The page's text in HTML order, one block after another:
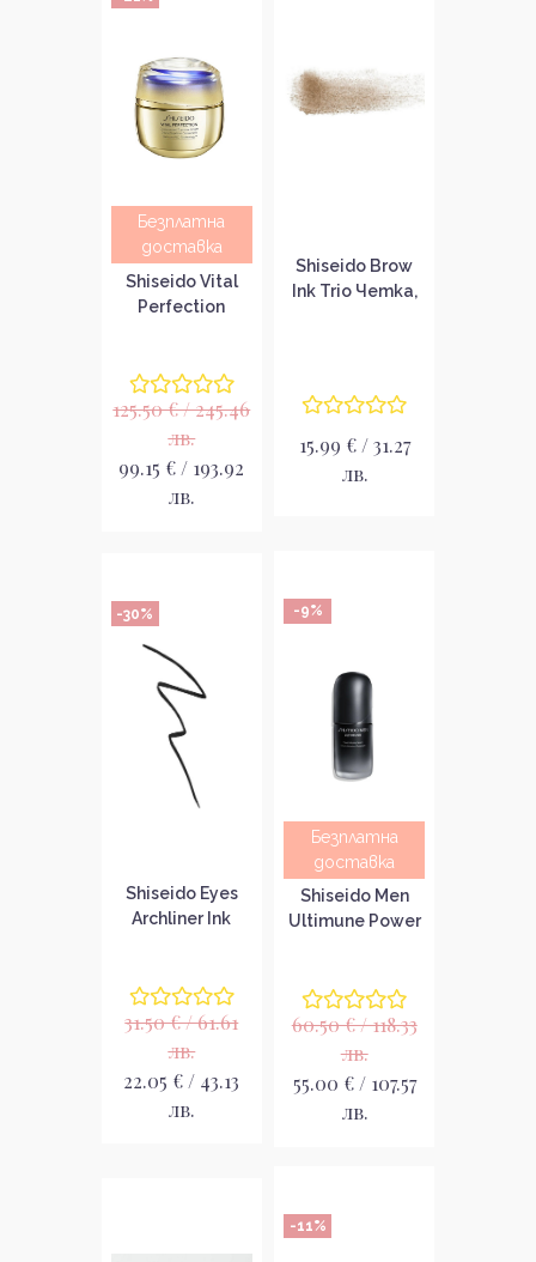
Безплатна
доставка
Shiseido Vital
Perfection
Крем за лице
125.50 € / 245.46
лв.
99.15 € / 193.92
лв.
Shiseido Brow
Ink Trio Четка,
15.99 € / 31.27
лв.
-30%
Shiseido Eyes
Archliner Ink
31.50 € / 61.61
лв.
22.05 € / 43.13
лв.
-9%
Безплатна
доставка
Shiseido Men
Ultimune Power
за мъже
60.50 € / 118.33
лв.
55.00 € / 107.57
лв.
-11%